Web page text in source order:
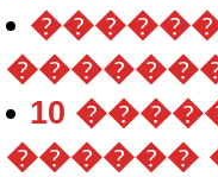
10
������